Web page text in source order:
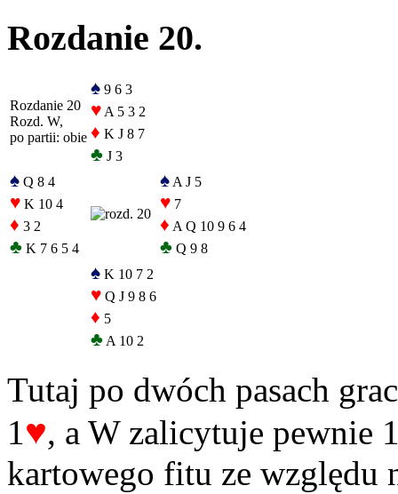
Rozdanie 20.
Rozdanie 20
Rozd. W,
po partii: obie
♠ 9 6 3
♥ A 5 3 2
♦ K J 8 7
♣ J 3
♠ Q 8 4
♥ K 10 4
♦ 3 2
♣ K 7 6 5 4
♠ A J 5
♥ 7
♦ A Q 10 9 6 4
♣ Q 9 8
♠ K 10 7 2
♥ Q J 9 8 6
♦ 5
♣ A 10 2
Tutaj po dwóch pasach
1♥, a W zalicytuje pewnie
kartowego fitu ze względu